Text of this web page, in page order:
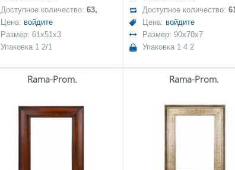
Доступное количество: 63,
Цена: войдите
Размер: 61x51x3
Упаковка 1 2/1
Доступное количество:
Цена: войдите
Размер: 90x70x7
Упаковка 1 4 2
Rama-Prom. Rama-Prom.